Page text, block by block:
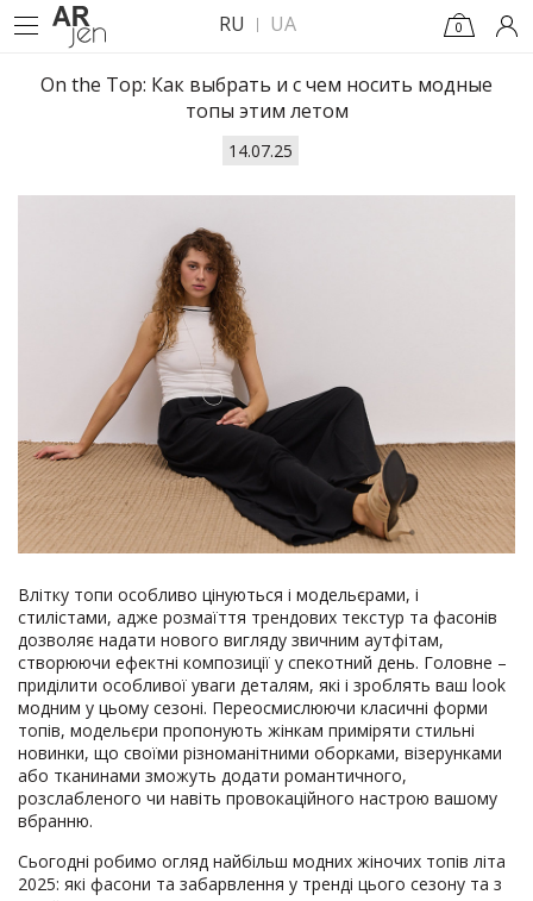
RU UA 0
On the Top: Как выбрать и с чем носить модные
топы этим летом
14.07.25
Влітку топи особливо цінуються і модельєрами, і
стилістами, адже розмаїття трендових текстур та фасонів
дозволяє надати нового вигляду звичним аутфітам,
створюючи ефектні композиції у спекотний день. Головне –
приділити особливої уваги деталям, які і зроблять ваш look
модним у цьому сезоні. Переосмислюючи класичні форми
топів, модельєри пропонують жінкам приміряти стильні
новинки, що своїми різноманітними оборками, візерунками
або тканинами зможуть додати романтичного,
розслабленого чи навіть провокаційного настрою вашому
вбранню.
Сьогодні робимо огляд найбільш модних жіночих топів літа
2025: які фасони та забарвлення у тренді цього сезону та з